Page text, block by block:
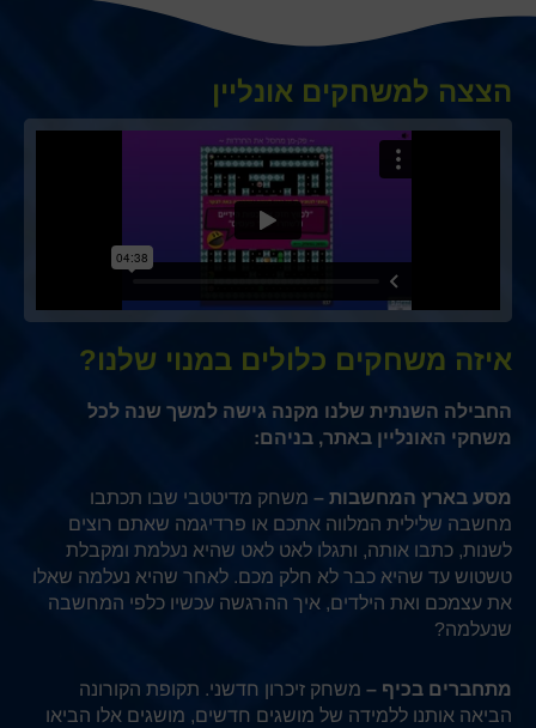
הצצה למשחקים אונליין
איזה משחקים כלולים במנוי שלנו?
החבילה השנתית שלנו מקנה גישה למשך שנה לכל
משחקי האונליין באתר, בניהם:
מסע בארץ המחשבות – משחק מדיטטבי שבו תכתבו
מחשבה שלילית המלווה אתכם או פרדיגמה שאתם רוצים
לשנות, כתבו אותה, ותגלו לאט לאט שהיא נעלמת ומקבלת
טשטוש עד שהיא כבר לא חלק מכם. לאחר שהיא נעלמה שאלו
את עצמכם ואת הילדים, איך ההרגשה עכשיו כלפי המחשבה
שנעלמה?
מתחברים בכיף – משחק זיכרון חדשני. תקופת הקורונה
הביאה אותנו ללמידה של מושגים חדשים, מושגים אלו הביאו